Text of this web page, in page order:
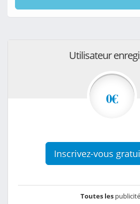
Utilisateur
0€
Inscrivez-vous
Toutes les